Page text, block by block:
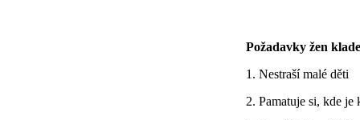
Požadavky žen
1. Nestraší malé děti
2. Pamatuje si, kde je